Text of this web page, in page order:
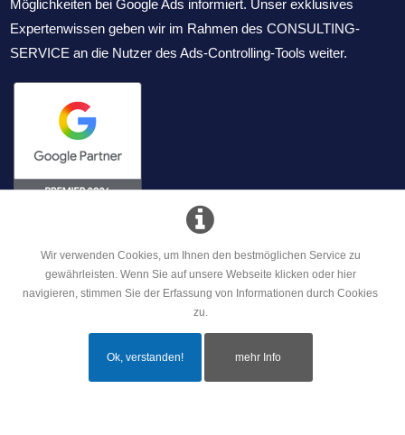
Möglichkeiten bei Google Ads informiert. Unser exklusives
Expertenwissen geben wir im Rahmen des CONSULTING-
SERVICE an die Nutzer des Ads-Controlling-Tools weiter.
Wir verwenden Cookies, um Ihnen den bestmöglichen Service zu
gewährleisten. Wenn Sie auf unsere Webseite klicken oder hier
navigieren, stimmen Sie der Erfassung von Informationen durch Cookies
zu.
Ok, verstanden! mehr Info